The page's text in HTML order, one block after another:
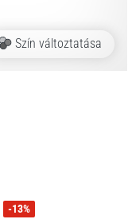
Szín változtatása
-13%